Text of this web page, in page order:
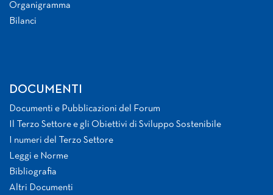
Organigramma
Bilanci
DOCUMENTI
Documenti e Pubblicazioni del Forum
Il Terzo Settore e gli Obiettivi di Sviluppo Sostenibile
I numeri del Terzo Settore
Leggi e Norme
Bibliografia
Altri Documenti